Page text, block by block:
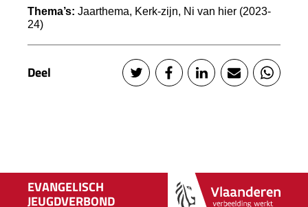
Thema’s: Jaarthema, Kerk-zijn, Ni van hier (2023-
24)
Deel
EVANGELISCH
JEUGDVERBOND